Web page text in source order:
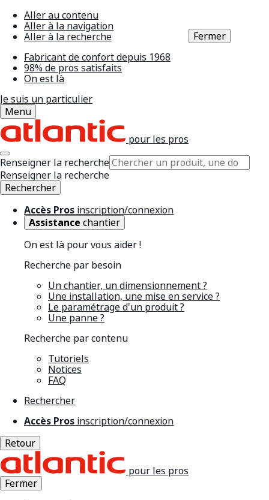
Aller au contenu
Aller à la navigation
Aller à la recherche
Fabricant de confort depuis 1968
98% de pros satisfaits
On est là
Je suis un particulier
Menu
pour les pros
Renseigner la recherche
Renseigner la recherche
Rechercher
Accès Pros inscription/connexion
Assistance chantier
On est là pour vous aider !
Recherche par besoin
Un chantier, un dimensionnement ?
Une installation, une mise en service ?
Le paramétrage d'un produit ?
Une panne ?
Recherche par contenu
Tutoriels
Notices
FAQ
Rechercher
Accès Pros inscription/connexion
Retour
pour les pros
Fermer
Fermer